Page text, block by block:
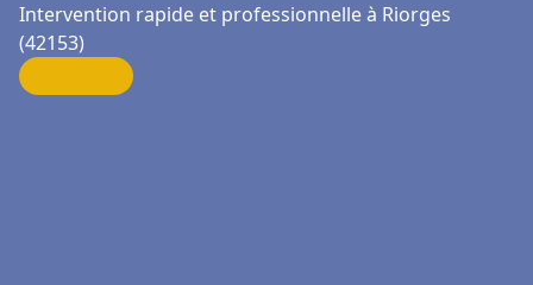
Intervention rapide et professionnelle à Riorges
(42153)